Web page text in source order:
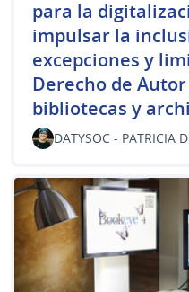
para la
impulsar la
excepciones y
Derecho de
bibliotecas y
DATYSOC - PATRICIA